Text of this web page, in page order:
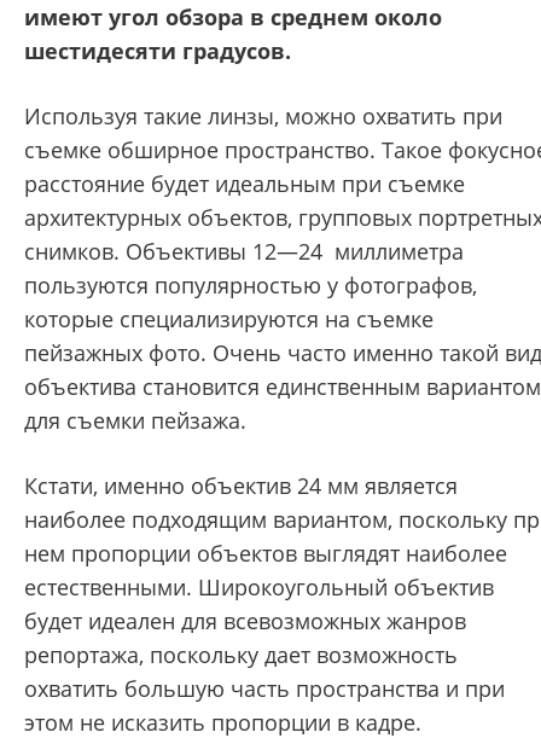
имеют угол обзора в среднем около
шестидесяти градусов.
Используя такие линзы, можно охватить при
съемке обширное пространство. Такое
расстояние будет идеальным при съемке
архитектурных объектов, групповых
снимков. Объективы 12—24 миллиметра
пользуются популярностью у фотографов,
которые специализируются на съемке
пейзажных фото. Очень часто именно такой вид
объектива становится единственным вариантом
для съемки пейзажа.
Кстати, именно объектив 24 мм является
наиболее подходящим вариантом, поскольку
нем пропорции объектов выглядят наиболее
естественными. Широкоугольный объектив
будет идеален для всевозможных жанров
репортажа, поскольку дает возможность
охватить большую часть пространства и при
этом не исказить пропорции в кадре.